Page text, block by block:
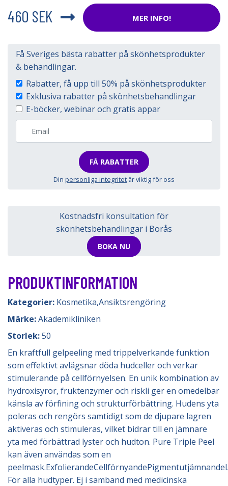
460 SEK
MER INFO!
Få Sveriges bästa rabatter på skönhetsprodukter
& behandlingar.
Rabatter, få upp till 50% på skönhetsprodukter
Exklusiva rabatter på skönhetsbehandlingar
E-böcker, webinar och gratis appar
FÅ RABATTER
Din personliga integritet är viktig för oss
Kostnadsfri konsultation för
skönhetsbehandlingar i Borås
BOKA NU
PRODUKTINFORMATION
Kategorier: Kosmetika,Ansiktsrengöring
Märke:Akademikliniken
Storlek:50
En kraftfull gelpeeling med trippelverkande funktion
som effektivt avlägsnar döda hudceller och verkar
stimulerande på cellförnyelsen. En unik kombination av
hydroxisyror, fruktenzymer och riskli ger en omedelbar
känsla av förfining och strukturförbättring. Hudens yta
poleras och rengörs samtidigt som de djupare lagren
aktiveras och stimuleras, vilket bidrar till en jämnare
yta med förbättrad lyster och hudton. Pure Triple Peel
kan även användas som en
För alla hudtyper. Ej i samband med medicinska